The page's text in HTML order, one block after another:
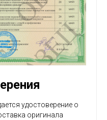
удостоверение о
оригинала